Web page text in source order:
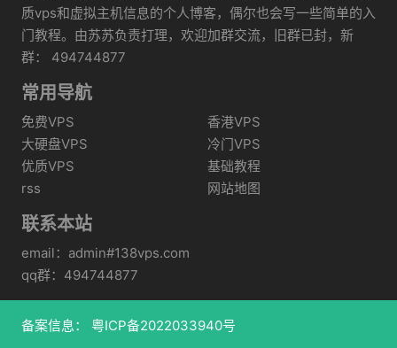
质vps和虚拟主机信息的个人博客，偶尔也会写一些简单的入
门教程。由苏苏负责打理，欢迎加群交流，旧群已封，新
群： 494744877
常用导航
免费VPS
香港VPS
大硬盘VPS
冷门VPS
优质VPS
基础教程
rss
网站地图
联系本站
email：admin#138vps.com
qq群：494744877
备案信息： 粤ICP备2022033940号